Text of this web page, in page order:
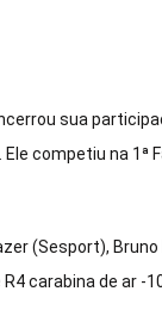
sua
competiu na 1ª
(Sesport),
carabina de ar -